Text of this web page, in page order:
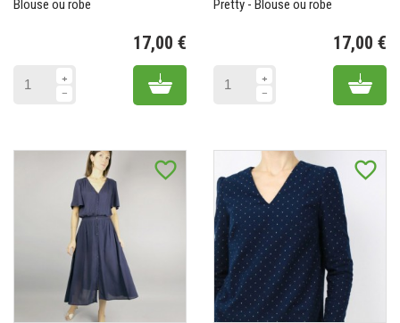
Blouse ou robe
17,00 €
Add to cart
Pretty - Blouse ou robe
17,00 €
Add
favorite_border favorite_border